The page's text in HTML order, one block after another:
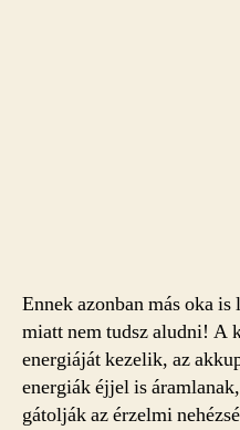
Ennek azonban más oka is
miatt nem tudsz aludni! A
energiáját kezelik, az
energiák éjjel is
gátolják az érzelmi